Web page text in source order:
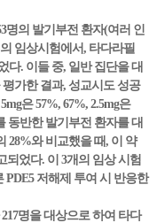
명의 발기부전 환자(여러 인
임상시험에서, 타다라필
다. 이들 중, 일반 집단을 대
가한 결과, 성교시도 성공
은 57%, 67%, 2.5mg은
동반한 발기부전 환자를 대
28%와 비교했을 때, 이 약
되었다. 이 3개의 임상 시험
저해제 투여 시 반응한
명을 대상으로 하여 타다